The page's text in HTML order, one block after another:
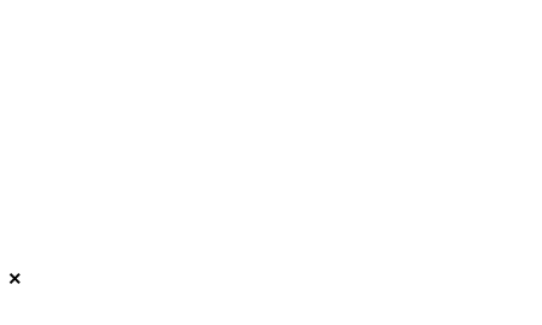
×